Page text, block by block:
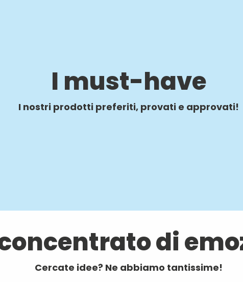
I must-have
I nostri prodotti preferiti, provati e approvati!
di
Cercate idee? Ne abbiamo tantissime!